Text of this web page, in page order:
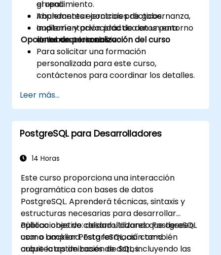
el rendimiento.
Implementar controles de gobernanza,
auditoría y privacidad de datos para
entornos clonados.
grupal.
Abundantes ejercicios prácticos.
Implementación práctica en un entorno
de laboratorio en vivo.
Opciones de personalización del curso
Para solicitar una formación
personalizada para este curso,
contáctenos para coordinar los detalles.
Leer más...
PostgreSQL para Desarrolladores
14 Horas
Este curso proporciona una interacción
programática con bases de datos
PostgreSQL. Aprenderá técnicas, sintaxis y
estructuras necesarias para desarrollar
aplicaciones de calidad utilizando PostgreSQL
como backend. Esta formación también
cubre la optimización de SQL, incluyendo las
Público objetivo: desarrolladores que deseen
usar o ampliar PostgreSQL, así como
arquitectos de bases de datos.